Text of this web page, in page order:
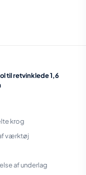
til retvinklede 1,6
krog
værktøj
af underlag